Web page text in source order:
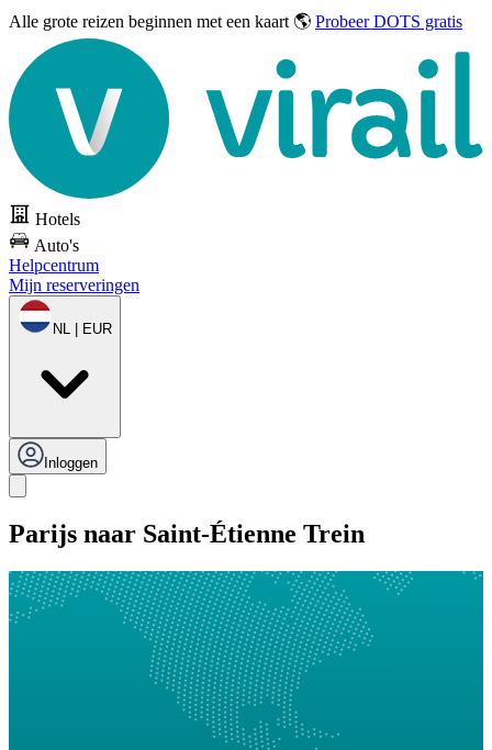
Alle grote reizen beginnen met een kaart 🌎 Probeer DOTS gratis
Hotels
Auto's
Helpcentrum
Mijn reserveringen
NL | EUR
Inloggen
Parijs naar Saint-Étienne Trein